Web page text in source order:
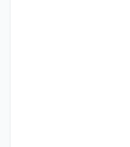
ما عضو شوید